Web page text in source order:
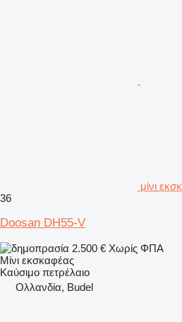
μίνι
36
Doosan DH55-V
2.500 € Χωρίς ΦΠΑ
Μίνι εκσκαφέας
Καύσιμο πετρέλαιο
Ολλανδία, Budel